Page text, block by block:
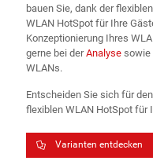
bauen Sie, dank der
WLAN HotSpot für Ihre
Konzeptionierung Ihres
gerne bei derAnalyse sowie
WLANs.
Entscheiden Sie sich für den
flexiblen WLAN HotSpot für
Varianten entdecken